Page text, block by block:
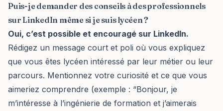
Puis-je demander des conseils à des professionnels
sur LinkedIn même si je suis lycéen ?
Oui, c’est possible et encouragé sur LinkedIn.
Rédigez un message court et poli où vous expliquez
que vous êtes lycéen intéressé par leur métier ou leur
parcours. Mentionnez votre curiosité et ce que vous
aimeriez comprendre (exemple : “Bonjour, je
m’intéresse à l’ingénierie de formation et j’aimerais